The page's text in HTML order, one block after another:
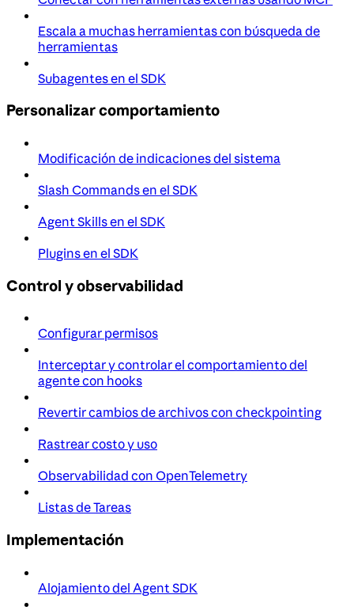
Escala a muchas herramientas con búsqueda de
herramientas
Subagentes en el SDK
Personalizar comportamiento
Modificación de indicaciones del sistema
Slash Commands en el SDK
Agent Skills en el SDK
Plugins en el SDK
Control y observabilidad
Configurar permisos
Interceptar y controlar el comportamiento del
agente con hooks
Revertir cambios de archivos con checkpointing
Rastrear costo y uso
Observabilidad con OpenTelemetry
Listas de Tareas
Implementación
Alojamiento del Agent SDK